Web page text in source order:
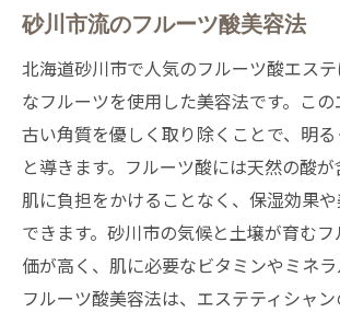
砂川市流のフルーツ酸美容法
北海道砂川市で人気のフルーツ酸エス
なフルーツを使用した美容法です。こ
古い角質を優しく取り除くことで、明
と導きます。フルーツ酸には天然の酸が
肌に負担をかけることなく、保湿効果
できます。砂川市の気候と土壌が育む
価が高く、肌に必要なビタミンやミネラ
フルーツ酸美容法は、エステティシャ